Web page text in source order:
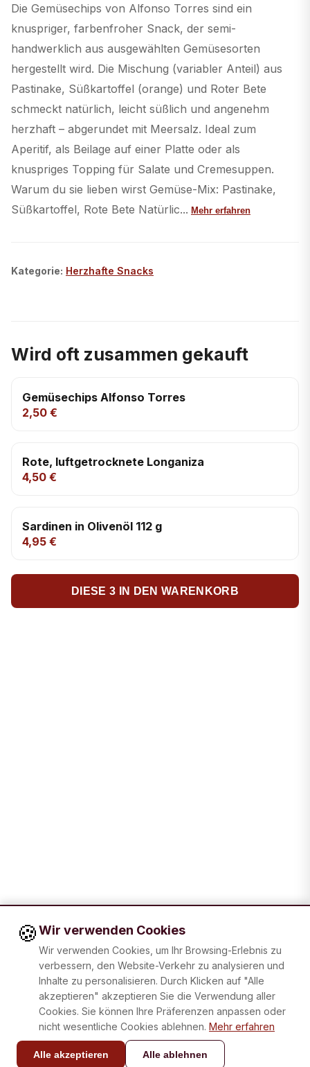
Die Gemüsechips von Alfonso Torres sind ein
knuspriger, farbenfroher Snack, der semi-
handwerklich aus ausgewählten Gemüsesorten
hergestellt wird. Die Mischung (variabler Anteil) aus
Pastinake, Süßkartoffel (orange) und Roter Bete
schmeckt natürlich, leicht süßlich und angenehm
herzhaft – abgerundet mit Meersalz. Ideal zum
Aperitif, als Beilage auf einer Platte oder als
knuspriges Topping für Salate und Cremesuppen.
Warum du sie lieben wirst Gemüse-Mix: Pastinake,
Süßkartoffel, Rote Bete Natürlic... Mehr erfahren
Kategorie: Herzhafte Snacks
Wird oft zusammen gekauft
Gemüsechips Alfonso Torres
2,50 €
Rote, luftgetrocknete Longaniza
4,50 €
Sardinen in Olivenöl 112 g
4,95 €
DIESE 3 IN DEN WARENKORB
🍪Wir verwenden Cookies
Wir verwenden Cookies, um Ihr Browsing-Erlebnis zu
verbessern, den Website-Verkehr zu analysieren und
Inhalte zu personalisieren. Durch Klicken auf "Alle
akzeptieren" akzeptieren Sie die Verwendung aller
Cookies. Sie können Ihre Präferenzen anpassen oder
nicht wesentliche Cookies ablehnen. Mehr erfahren
Alle akzeptieren Alle ablehnen